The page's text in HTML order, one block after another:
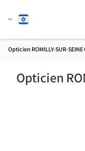
שנהעברית
Opticien ROMILLY-SUR-
Opticien